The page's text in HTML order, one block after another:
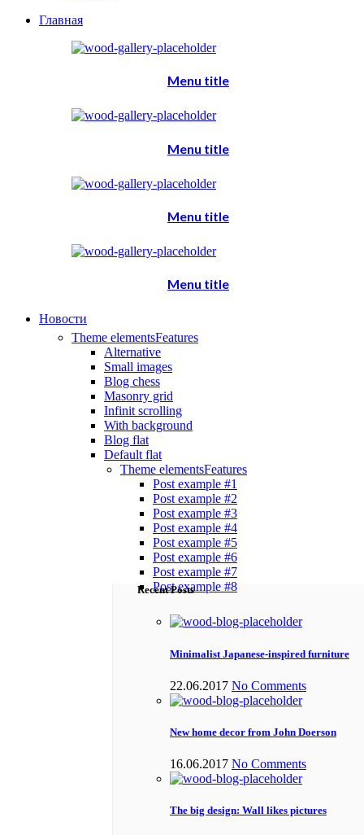
Главная
Menu title
Menu title
Menu title
Menu title
Новости
Theme elementsFeatures
Alternative
Small images
Blog chess
Masonry grid
Infinit scrolling
With background
Blog flat
Default flat
Theme elementsFeatures
Post example #1
Post example #2
Post example #3
Post example #4
Post example #5
Post example #6
Post example #7
Post example #8
Recent Posts
Minimalist Japanese-inspired furniture
22.06.2017 No Comments
New home decor from John Doerson
16.06.2017 No Comments
The big design: Wall likes pictures